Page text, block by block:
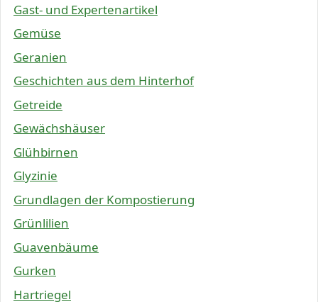
Gast- und Expertenartikel
Gemüse
Geranien
Geschichten aus dem Hinterhof
Getreide
Gewächshäuser
Glühbirnen
Glyzinie
Grundlagen der Kompostierung
Grünlilien
Guavenbäume
Gurken
Hartriegel